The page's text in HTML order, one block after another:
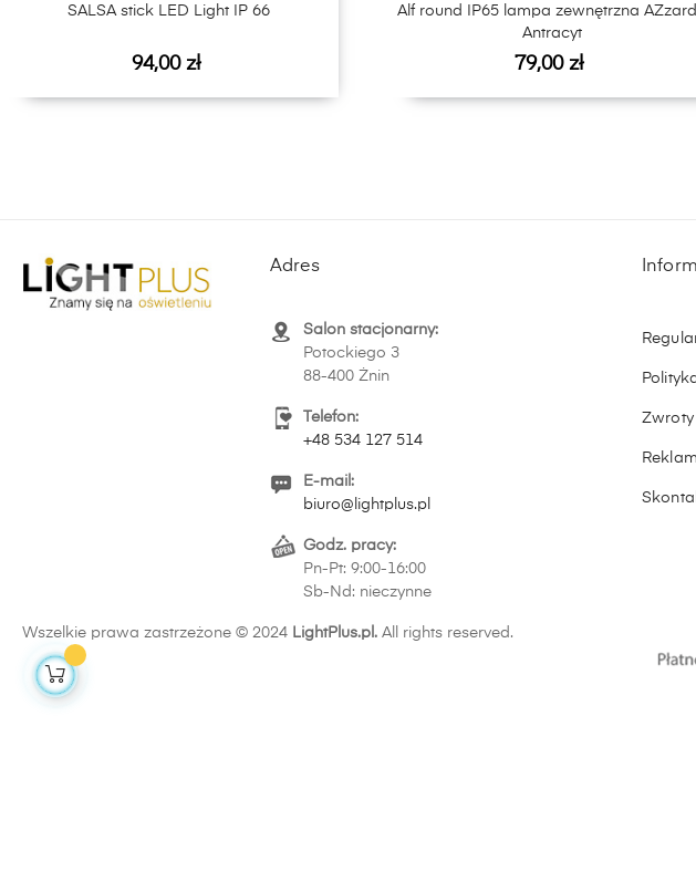
SALSA stick LED Light IP 66
Cena
94,00 zł
Alf round IP65 lampa zewnętrzna
Antracyt
Cena
79,00 zł
Adres
Salon stacjonarny:
Potockiego 3
88-400 Żnin
Telefon:
+48 534 127 514
E-mail:
biuro@lightplus.pl
Godz. pracy:
Pn-Pt: 9:00-16:00
Sb-Nd: nieczynne
Zwroty
Wszelkie prawa zastrzeżone © 2024 LightPlus.pl. All rights reserved.